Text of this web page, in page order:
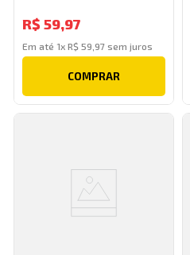
R$ 59,97
Em até 1xR$ 59 97 sem juros
COMPRAR